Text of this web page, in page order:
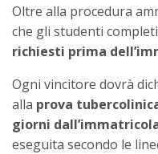
Oltre alla procedura
che gli studenti
richiesti prima
Ogni vincitore dovrà
alla prova
giorni
eseguita secondo le